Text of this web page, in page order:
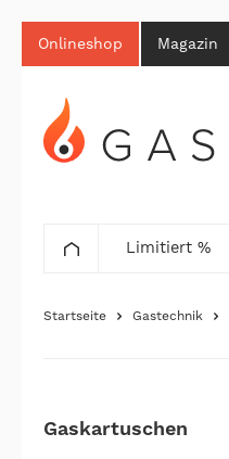
Onlineshop Magazin
Limitiert %
Startseite Gastechnik
Gaskartuschen